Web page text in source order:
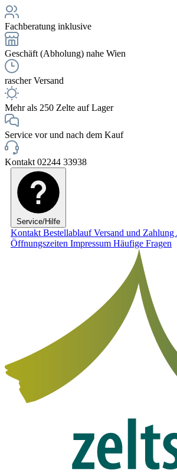
Fachberatung inklusive
Geschäft (Abholung) nahe Wien
rascher Versand
Mehr als 250 Zelte auf Lager
Service vor und nach dem Kauf
Kontakt 02244 33938
Service/Hilfe
Kontakt BestellablaufVersand und Zahlung
Öffnungszeiten Impressum Häufige Fragen